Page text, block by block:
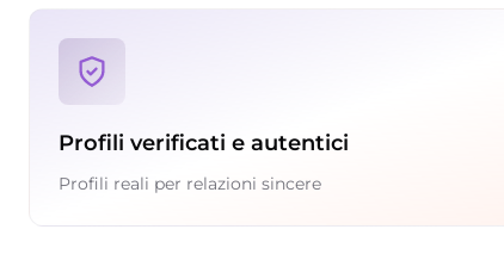
Profili verificati e autentici
Profili reali per relazioni sincere